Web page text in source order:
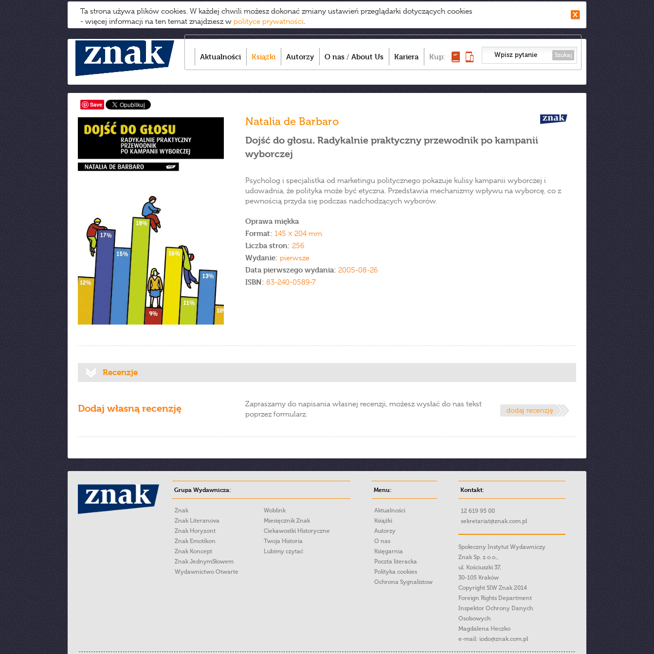
Ta strona używa plików cookies. W każdej chwili możesz dokonać zmiany ustawień przeglądarki dotyczących cookies
- więcej informacji na ten temat znajdziesz w polityce prywatności.
Aktualności Książki Autorzy O nas / About Us Kariera Kup: Szukaj
Save
Natalia de Barbaro
Dojść do głosu. Radykalnie praktyczny przewodnik po kampanii
wyborczej
Psycholog i specjalistka od marketingu politycznego pokazuje kulisy kampanii wyborczej i
udowadnia, że polityka może być etyczna. Przedstawia mechanizmy wpływu na wyborcę, co z
pewnością przyda się podczas nadchodzących wyborów.
Oprawa miękka
Format: 145 × 204 mm
Liczba stron: 256
Wydanie: pierwsze
Data pierwszego wydania: 2005-08-26
ISBN: 83-240-0589-7
Recenzje
Dodaj własną recenzję
Zapraszamy do napisania własnej recenzji, możesz wysłać do nas tekst
poprzez formularz.
Grupa Wydawnicza:
Znak
Znak Literanova
Znak Horyzont
Znak Emotikon
Znak Koncept
Znak JednymSłowem
Wydawnictwo Otwarte
Woblink
Miesięcznik Znak
Ciekawostki Historyczne
Twoja Historia
Lubimy czytać
Menu:
Aktualności
Książki
Autorzy
O nas
Księgarnia
Poczta literacka
Polityka cookies
Ochrona Sygnalistow
Kontakt:
12 619 95 00
sekretariat@znak.com.pl
Społeczny Instytut Wydawniczy
Znak Sp. z o.o.,
ul. Kościuszki 37,
30-105 Kraków
Copyright SIW Znak 2014
Foreign Rights Department
Inspektor Ochrony Danych
Osobowych
Magdalena Heczko
e-mail: iodo@znak.com.pl